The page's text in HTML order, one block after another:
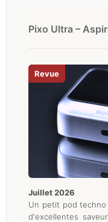
Pixo Ultra –
juillet 2026
Un petit pod
d'excellentes